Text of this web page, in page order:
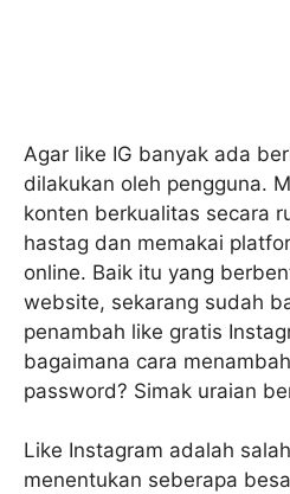
Agar like IG banyak ada
dilakukan oleh pengguna.
konten berkualitas secara
hastag dan memakai
online. Baik itu yang
website, sekarang sudah
penambah like gratis
bagaimana cara
password? Simak uraian
Like Instagram adalah
menentukan seberapa